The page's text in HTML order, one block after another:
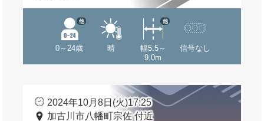
0～24歳
他
晴
幅5.5～
9.0m
他
信号なし
2024年10月8日(火)17:25
加古川市八幡町宗佐 付近